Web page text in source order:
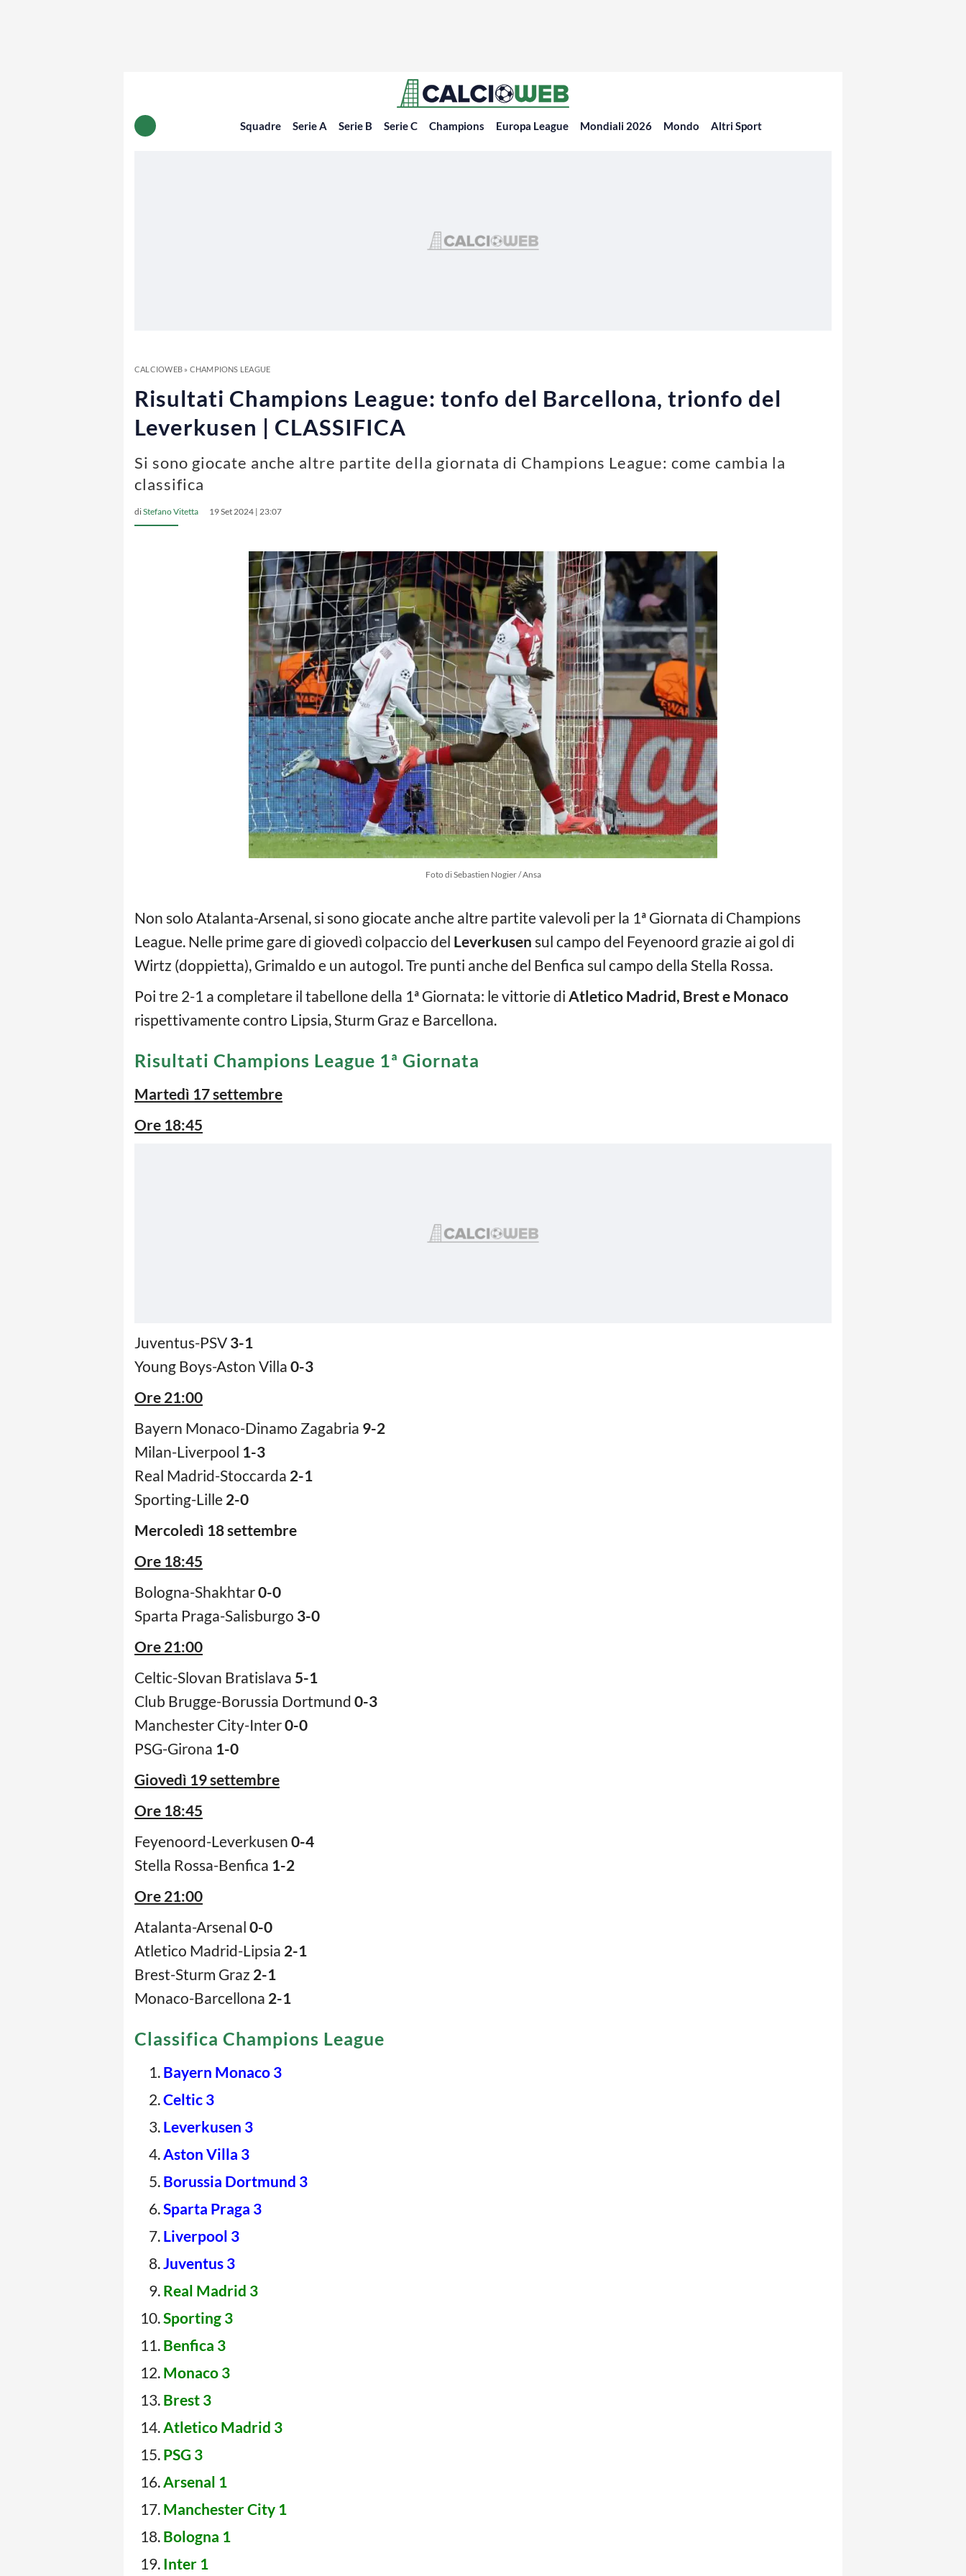
Squadre Serie A Serie B Serie C Champions Europa League Mondiali 2026 Mondo Altri Sport
CALCIOWEB» CHAMPIONS LEAGUE
Risultati Champions League: tonfo del Barcellona, trionfo del
Leverkusen | CLASSIFICA
Si sono giocate anche altre partite della giornata di Champions League: come cambia la
classifica
diStefano Vitetta 19 Set 2024 | 23:07
Foto di Sebastien Nogier / Ansa
Non solo Atalanta-Arsenal, si sono giocate anche altre partite valevoli per la 1ª Giornata di Champions
League. Nelle prime gare di giovedì colpaccio del Leverkusen sul campo del Feyenoord grazie ai gol di
Wirtz (doppietta), Grimaldo e un autogol. Tre punti anche del Benfica sul campo della Stella Rossa.
Poi tre 2-1 a completare il tabellone della 1ª Giornata: le vittorie di Atletico Madrid, Brest e Monaco
rispettivamente contro Lipsia, Sturm Graz e Barcellona.
Risultati Champions League 1ª Giornata
Martedì 17 settembre
Ore 18:45
Juventus-PSV 3-1
Young Boys-Aston Villa 0-3
Ore 21:00
Bayern Monaco-Dinamo Zagabria 9-2
Milan-Liverpool 1-3
Real Madrid-Stoccarda 2-1
Sporting-Lille 2-0
Mercoledì 18 settembre
Ore 18:45
Bologna-Shakhtar0-0
Sparta Praga-Salisburgo 3-0
Ore 21:00
Celtic-Slovan Bratislava 5-1
Club Brugge-Borussia Dortmund 0-3
Manchester City-Inter0-0
PSG-Girona 1-0
Giovedì 19 settembre
Ore 18:45
Feyenoord-Leverkusen 0-4
Stella Rossa-Benfica 1-2
Ore 21:00
Atalanta-Arsenal 0-0
Atletico Madrid-Lipsia 2-1
Brest-Sturm Graz 2-1
Monaco-Barcellona 2-1
Classifica Champions League
Bayern Monaco 3
Celtic 3
Leverkusen 3
Aston Villa 3
Borussia Dortmund 3
Sparta Praga 3
Liverpool 3
Juventus 3
Real Madrid 3
Sporting 3
Benfica 3
Monaco 3
Brest 3
Atletico Madrid 3
PSG 3
Arsenal 1
Manchester City 1
Bologna 1
Inter 1